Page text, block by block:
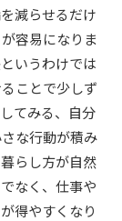
減らせるだけ
容易になりま
いうわけでは
ことで少しず
てみる、自分
な行動が積み
らし方が自然
なく、仕事や
得やすくなり